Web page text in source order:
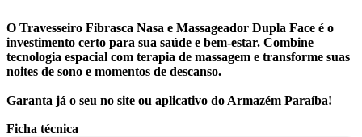
O Travesseiro Fibrasca Nasa e Massageador Dupla Face é o
investimento certo para sua saúde e bem-estar. Combine
tecnologia espacial com terapia de massagem e transforme suas
noites de sono e momentos de descanso.
Garanta já o seu no site ou aplicativo do Armazém Paraíba!
Ficha técnica